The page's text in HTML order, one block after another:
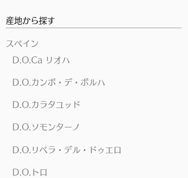
産地から探す
スペイン
D.O.Ca リオハ
D.O.カンポ・デ・ボルハ
D.O.カラタユッド
D.O.ソモンターノ
D.O.リベラ・デル・ドゥエロ
D.O.トロ